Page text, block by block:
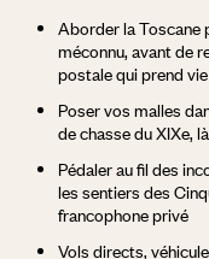
Aborder la Toscane
méconnu, avant de
postale qui prend vie
Poser vos malles
de chasse du XIXe,
Pédaler au fil des
les sentiers des
francophone privé
Vols directs,